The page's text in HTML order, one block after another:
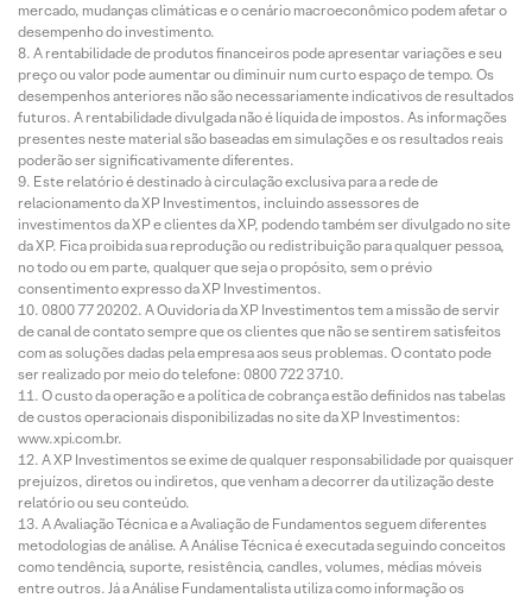
mercado, mudanças climáticas e o cenário macroeconômico podem afetar o
desempenho do investimento.
A rentabilidade de produtos financeiros pode apresentar variações e seu
preço ou valor pode aumentar ou diminuir num curto espaço de tempo. Os
desempenhos anteriores não são necessariamente indicativos de resultados
futuros. A rentabilidade divulgada não é líquida de impostos. As informações
presentes neste material são baseadas em simulações e os resultados reais
poderão ser significativamente diferentes.
Este relatório é destinado à circulação exclusiva para a rede de
relacionamento da XP Investimentos, incluindo assessores de
investimentos da XP e clientes da XP, podendo também ser divulgado no site
da XP. Fica proibida sua reprodução ou redistribuição para qualquer pessoa,
no todo ou em parte, qualquer que seja o propósito, sem o prévio
consentimento expresso da XP Investimentos.
0800 77 20202. A Ouvidoria da XP Investimentos tem a missão de servir
de canal de contato sempre que os clientes que não se sentirem satisfeitos
com as soluções dadas pela empresa aos seus problemas. O contato pode
ser realizado por meio do telefone: 0800 722 3710.
O custo da operação e a política de cobrança estão definidos nas tabelas
de custos operacionais disponibilizadas no site da XP Investimentos:
www.xpi.com.br.
A XP Investimentos se exime de qualquer responsabilidade por quaisquer
prejuízos, diretos ou indiretos, que venham a decorrer da utilização deste
relatório ou seu conteúdo.
A Avaliação Técnica e a Avaliação de Fundamentos seguem diferentes
metodologias de análise. A Análise Técnica é executada seguindo conceitos
como tendência, suporte, resistência, candles, volumes, médias móveis
entre outros. Já a Análise Fundamentalista utiliza como informação os